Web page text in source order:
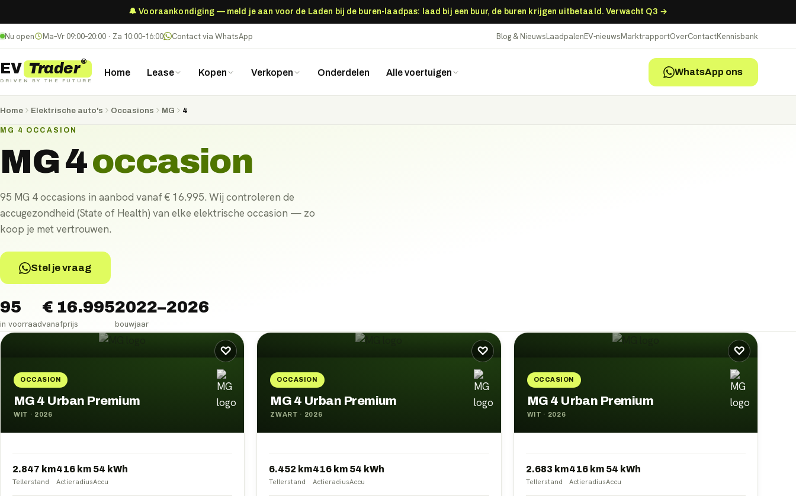
🔔 Vooraankondiging — meld je aan voor de Laden bij de buren-laadpas: laad bij een buur, de buren krijgen uitbetaald. Verwacht Q3 →
Nu open Ma–Vr 09:00–20:00 · Za 10:00–16:00 Contact via WhatsApp Blog & NieuwsLaadpalenEV-nieuwsMarktrapportOverContactKennisbank
EV Trader®
DRIVEN BY THE FUTURE
Home Lease Kopen Verkopen Onderdelen Alle voertuigen WhatsApp ons
Home Elektrische auto's Occasions MG 4
MG 4 OCCASION
MG 4occasion
95 MG 4 occasions in aanbod vanaf € 16.995. Wij controleren de
accugezondheid (State of Health) van elke elektrische occasion — zo
koop je met vertrouwen.
Stel je vraag
95
in voorraad
€ 16.995
vanafprijs
2022–2026
bouwjaar
MG 4
♡
OCCASION
MG 4 Urban Premium
WIT · 2026
2.847 km
Tellerstand
416 km
Actieradius
54 kWh
Accu
♡
OCCASION
MG 4 Urban Premium
ZWART · 2026
6.452 km
Tellerstand
416 km
Actieradius
54 kWh
Accu
♡
OCCASION
MG 4 Urban Premium
WIT · 2026
2.683 km
Tellerstand
416km
Actieradius
54 kWh
Accu